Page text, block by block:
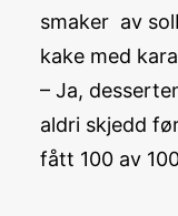
smaker av
kake med
– Ja,
aldri skjedd
fått 100 av